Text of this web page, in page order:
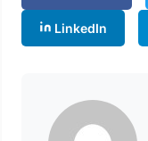
LinkedIn